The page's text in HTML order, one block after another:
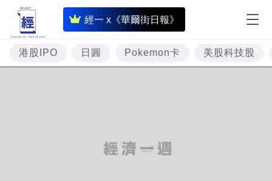
經一 x《華爾街日報》
即
時
財
經
港股IPO 日圓 Pokemon卡 美股科技股